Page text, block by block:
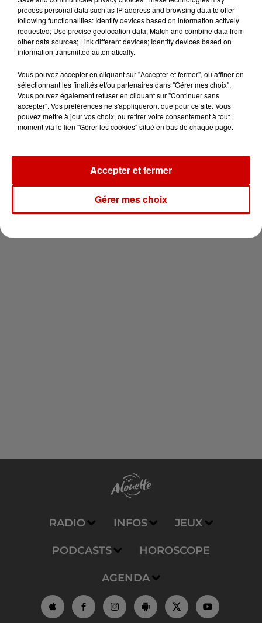
Alouette vous invite à
Futuroscope Xperiences !
Le Duel - Gagnez votre balade
en jet ski !
Newsletter
RADIO INFOS JEUX
PODCASTS HOROSCOPE
AGENDA
process personal data such as IP address and browsing data to offer
following functionalities: Identify devices based on information actively
requested; Use precise geolocation data; Match and combine data from
other data sources; Link different devices; Identify devices based on
information transmitted automatically.
Vous pouvez accepter en cliquant sur "Accepter et fermer", ou affiner en
sélectionnant les finalités et/ou partenaires dans "Gérer mes choix".
Vous pouvez également refuser en cliquant sur "Continuer sans
accepter". Vos préférences ne s'appliqueront que pour ce site. Vous
pouvez mettre à jour vos choix, ou retirer votre consentement à tout
moment via le lien "Gérer les cookies" situé en bas de chaque page.
Gérer mes choix
Accepter et fermer